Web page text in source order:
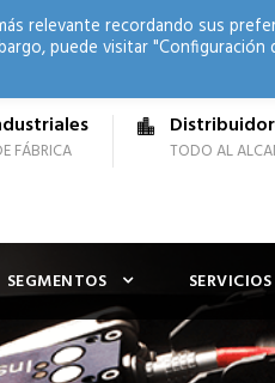
FÁBRICA TODO AL
SEGMENTOS SERVICIOS
relevante recordando sus
puede visitar